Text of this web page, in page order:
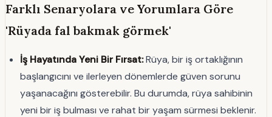
Farklı Senaryolara ve Yorumlara Göre
'Rüyada fal bakmak görmek'
İş Hayatında Yeni Bir Fırsat:Rüya, bir iş ortaklığının
başlangıcını ve ilerleyen dönemlerde güven sorunu
yaşanacağını gösterebilir. Bu durumda, rüya sahibinin
yeni bir iş bulması ve rahat bir yaşam sürmesi beklenir.